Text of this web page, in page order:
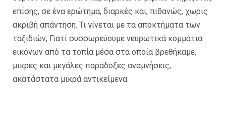
επίσης, σε ένα ερώτημα, διαρκές και, πιθανώς, χωρίς
ακριβή απάντηση. Τι γίνεται με τα αποκτήματα των
ταξιδιών; Γιατί συσσωρεύουμε νευρωτικά κομμάτια
εικόνων από τα τοπία μέσα στα οποία βρεθήκαμε,
μικρές και μεγάλες παράδοξες αναμνήσεις,
ακατάστατα μικρά αντικείμενα.